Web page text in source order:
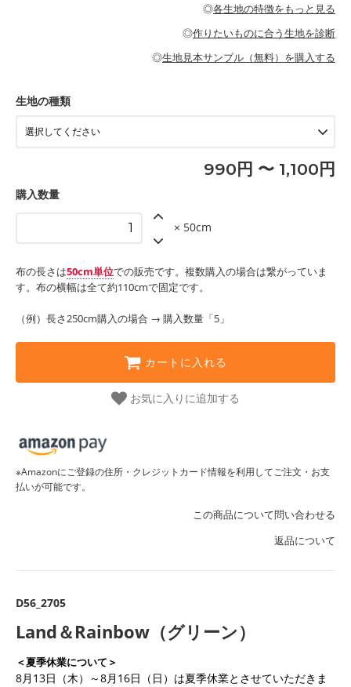
・カーテン、エプロン、テーブルクロスなどの暮らしのアイテム
・パンツ、タックスカートなどのボトムス
もっと詳しく見る
耐久性があります。トートバッグ・ポーチ・ペンケースなどの布
小物、インテリア用品に向いています。
・工作用エプロン
もっと詳しく見る
◎各生地の特徴をもっと見る
◎作りたいものに合う生地を診断
◎生地見本サンプル（無料）を購入する
生地の種類
990円 〜 1,100円
購入数量
× 50cm
布の長さは50cm単位での販売です。複数購入の場合は繋がっていま
す。布の横幅は全て約110cmで固定です。
（例）長さ250cm購入の場合 → 購入数量「5」
カートに入れる
お気に入りに追加する
※Amazonにご登録の住所・クレジットカード情報を利用してご注文・お支
払いが可能です。
この商品について問い合わせる
返品について
D56_2705
Land＆Rainbow（グリーン）
＜夏季休業について＞
8月13日（木）～8月16日（日）は夏季休業とさせていただきま